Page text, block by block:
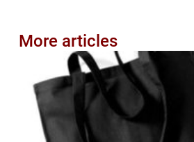
More articles